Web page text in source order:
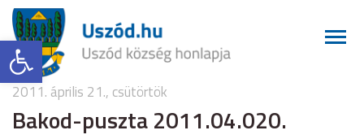
Eszköztár megnyitása
2011. április 21., csütörtök
Bakod-puszta 2011.04.020.